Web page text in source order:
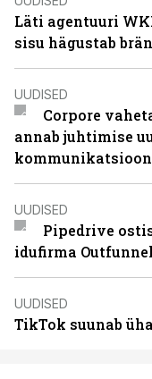
Läti agentuuri
sisu hägustab
UUDISED
Corpore
annab juhtimise
UUDISED
Pipedrive
idufirma Outfunnel
UUDISED
TikTok suunab